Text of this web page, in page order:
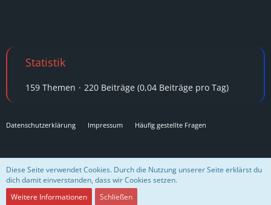
Statistik
159 Themen 220 Beiträge (0,04 Beiträge pro Tag)
Datenschutzerklärung Impressum Häufig gestellte Fragen
Design "Role Royale" by GangstaSunny
EinKOMTEK-Projekt für das
Diese Seite verwendet Cookies. Durch die Nutzung unserer Seite erklärst du
dich damit einverstanden, dass wir Cookies setzen.
Weitere Informationen
Schließen